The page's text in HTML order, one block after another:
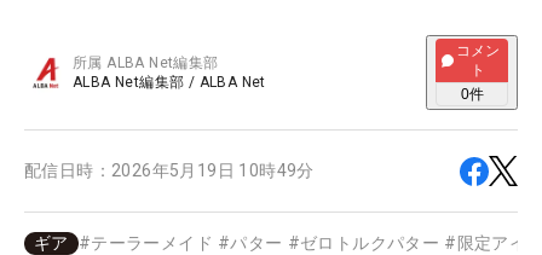
所属ALBA Net編集部
ALBA Net編集部 / ALBA Net
コメン
ト
0件
配信日時： 2026年5月19日 10時49分
ギア #テーラーメイド #パター #ゼロトルクパター # 限定アイ